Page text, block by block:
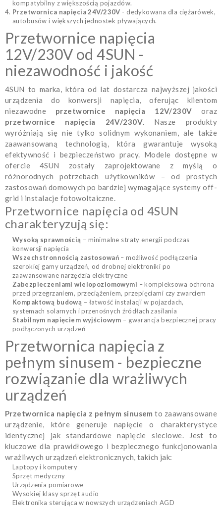
kompatybilny z większością pojazdów.
Przetwornica napięcia 24V/230V - dedykowana dla ciężarówek,
autobusów i większych jednostek pływających.
Przetwornice napięcia
12V/230V od 4SUN -
niezawodność i jakość
4SUN to marka, która od lat dostarcza najwyższej jakości
urządzenia do konwersji napięcia, oferując klientom
niezawodne przetwornice napięcia 12V/230V oraz
przetwornice napięcia 24V/230V . Nasze produkty
wyróżniają się nie tylko solidnym wykonaniem, ale także
zaawansowaną technologią, która gwarantuje wysoką
efektywność i bezpieczeństwo pracy. Modele dostępne w
ofercie 4SUN zostały zaprojektowane z myślą o
różnorodnych potrzebach użytkowników – od prostych
zastosowań domowych po bardziej wymagające systemy off-
grid i instalacje fotowoltaiczne.
Przetwornice napięcia od 4SUN
charakteryzują się:
Wysoką sprawnością – minimalne straty energii podczas
konwersji napięcia
Wszechstronnością zastosowań – możliwość podłączenia
szerokiej gamy urządzeń, od drobnej elektroniki po
zaawansowane narzędzia elektryczne
Zabezpieczeniami wielopoziomowymi – kompleksowa ochrona
przed przegrzaniem, przeciążeniem, przepięciami czy zwarciem
Kompaktową budową – łatwość instalacji w pojazdach,
systemach solarnych i przenośnych źródłach zasilania
Stabilnym napięciem wyjściowym – gwarancja bezpiecznej pracy
podłączonych urządzeń
Przetwornica napięcia z
pełnym sinusem - bezpieczne
rozwiązanie dla wrażliwych
urządzeń
Przetwornica napięcia z pełnym sinusem to zaawansowane
urządzenie, które generuje napięcie o charakterystyce
identycznej jak standardowe napięcie sieciowe. Jest to
kluczowe dla prawidłowego i bezpiecznego funkcjonowania
wrażliwych urządzeń elektronicznych, takich jak:
Laptopy i komputery
Sprzęt medyczny
Urządzenia pomiarowe
Wysokiej klasy sprzęt audio
Elektronika sterująca w nowszych urządzeniach AGD